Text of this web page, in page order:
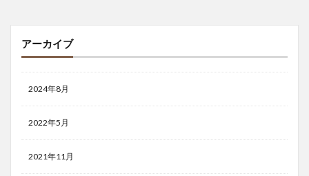
アーカイブ
2024年8月
2022年5月
2021年11月